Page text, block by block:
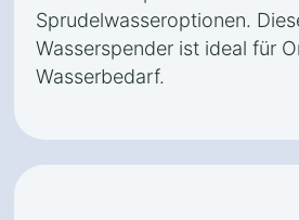
Sprudelwasseroptionen.
Wasserspender ist ideal für
Wasserbedarf.